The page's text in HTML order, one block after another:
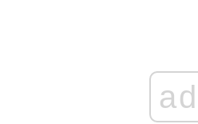
ad